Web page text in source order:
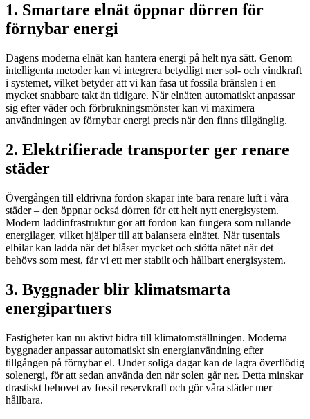
1. Smartare elnät öppnar dörren för
förnybar energi
Dagens moderna elnät kan hantera energi på helt nya sätt. Genom
intelligenta metoder kan vi integrera betydligt mer sol- och vindkraft
i systemet, vilket betyder att vi kan fasa ut fossila bränslen i en
mycket snabbare takt än tidigare. När elnäten automatiskt anpassar
sig efter väder och förbrukningsmönster kan vi maximera
användningen av förnybar energi precis när den finns tillgänglig.
2. Elektrifierade transporter ger renare
städer
Övergången till eldrivna fordon skapar inte bara renare luft i våra
städer – den öppnar också dörren för ett helt nytt energisystem.
Modern laddinfrastruktur gör att fordon kan fungera som rullande
energilager, vilket hjälper till att balansera elnätet. När tusentals
elbilar kan ladda när det blåser mycket och stötta nätet när det
behövs som mest, får vi ett mer stabilt och hållbart energisystem.
3. Byggnader blir klimatsmarta
energipartners
Fastigheter kan nu aktivt bidra till klimatomställningen. Moderna
byggnader anpassar automatiskt sin energianvändning efter
tillgången på förnybar el. Under soliga dagar kan de lagra överflödig
solenergi, för att sedan använda den när solen går ner. Detta minskar
drastiskt behovet av fossil reservkraft och gör våra städer mer
hållbara.